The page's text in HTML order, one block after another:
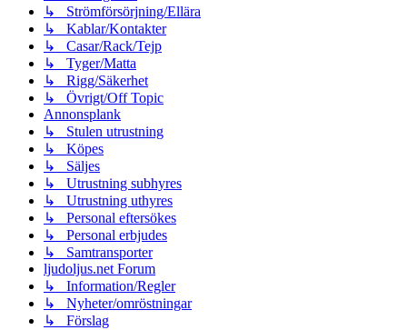
↳ Strömförsörjning/Ellära
↳ Kablar/Kontakter
↳ Casar/Rack/Tejp
↳ Tyger/Matta
↳ Rigg/Säkerhet
↳ Övrigt/Off Topic
Annonsplank
↳ Stulen utrustning
↳ Köpes
↳ Säljes
↳ Utrustning subhyres
↳ Utrustning uthyres
↳ Personal eftersökes
↳ Personal erbjudes
↳ Samtransporter
ljudoljus.net Forum
↳ Information/Regler
↳ Nyheter/omröstningar
↳ Förslag